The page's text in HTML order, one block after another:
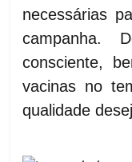
necessárias
campanha.
consciente,
vacinas no
qualidade